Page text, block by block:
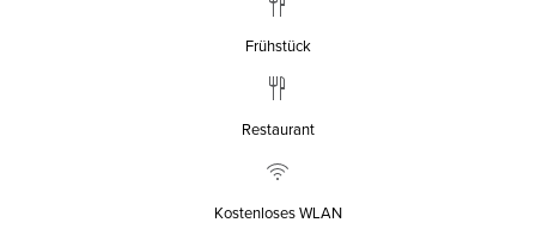
Frühstück
Restaurant
Kostenloses WLAN